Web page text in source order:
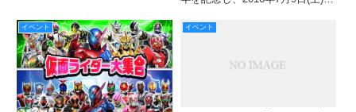
ン』出演者・スタッフ、歴代ウル
トラマンシリーズゆかりのゲスト
ンの日 in 杉並公会
イベント イベント